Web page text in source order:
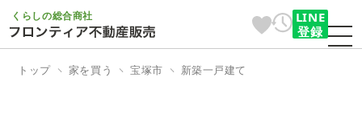
くらしの総合商社
LINE
登録
トップ 家を買う 宝塚市 新築一戸建て